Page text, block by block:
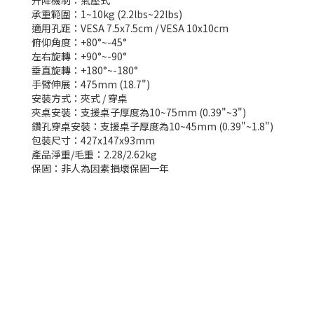
承重範圍：1~10kg (2.2lbs~22lbs)
適用孔距：VESA 7.5x7.5cm / VESA 10x10cm
俯仰角度：+80°~-45°
左右旋轉：+90°~-90°
垂直旋轉：+180°~-180°
手臂伸展：475mm (18.7")
安裝方式：夾式 / 穿桌
夾桌安裝：支援桌子厚度為10~75mm (0.39"~3")
鑽孔穿桌安裝：支援桌子厚度為10~45mm (0.39"~1.8")
包裝尺寸：427x147x93mm
產品淨重/毛重：2.28/2.62kg
保固：非人為因素損壞保固一年